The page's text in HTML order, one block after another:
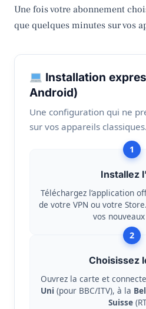
Une fois votre abonnement
que quelques minutes sur vos
Installation
Android)
Une configuration qui ne
sur vos appareils classiques.
1
Installez
Téléchargez l’application
de votre VPN ou votre
vos
2
Choisissez
Ouvrez la carte et
Uni (pour BBC/ITV), à la
Suisse